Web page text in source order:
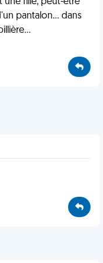
pantalon... dans